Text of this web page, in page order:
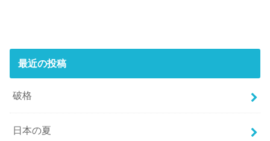
最近の投稿
破格
日本の夏